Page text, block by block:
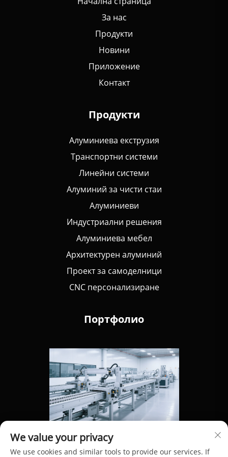
За нас
Продукти
Новини
Приложение
Контакт
Продукти
Алуминиева екструзия
Транспортни системи
Линейни системи
Алуминий за чисти стаи
Алуминиеви
Индустриални решения
Алуминиева мебел
Архитектурен алуминий
Проект за самоделници
CNC персонализиране
Портфолио
We value your privacy
We use cookies and similar tools to provide our services. If